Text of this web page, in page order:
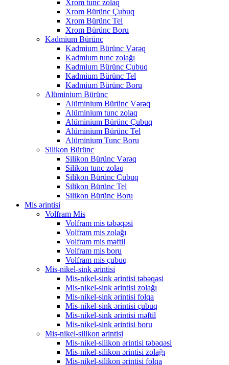
Xrom tunc zolaq
Xrom Bürünc Çubuq
Xrom Bürünc Tel
Xrom Bürünc Boru
Kadmium Bürünc
Kadmium Bürünc Vərəq
Kadmium tunc zolağı
Kadmium Bürünc Çubuq
Kadmium Bürünc Tel
Kadmium Bürünc Boru
Alüminium Bürünc
Alüminium Bürünc Vərəq
Alüminium tunc zolaq
Alüminium Bürünc Çubuq
Alüminium Bürünc Tel
Alüminium Tunc Boru
Silikon Bürünc
Silikon Bürünc Vərəq
Silikon tunc zolaq
Silikon Bürünc Çubuq
Silikon Bürünc Tel
Silikon Bürünc Boru
Mis ərintisi
Volfram Mis
Volfram mis təbəqəsi
Volfram mis zolağı
Volfram mis məftil
Volfram mis boru
Volfram mis çubuq
Mis-nikel-sink ərintisi
Mis-nikel-sink ərintisi təbəqəsi
Mis-nikel-sink ərintisi zolağı
Mis-nikel-sink ərintisi folqa
Mis-nikel-sink ərintisi çubuq
Mis-nikel-sink ərintisi məftil
Mis-nikel-sink ərintisi boru
Mis-nikel-silikon ərintisi
Mis-nikel-silikon ərintisi təbəqəsi
Mis-nikel-silikon ərintisi zolağı
Mis-nikel-silikon ərintisi folqa